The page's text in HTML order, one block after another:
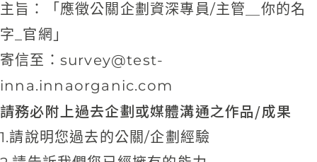
主旨：「應徵公關企劃資深專員/主管＿你的名
字_官網」
寄信至： survey@test-
inna.innaorganic.com
請務必附上過去企劃或媒體溝通之作品/成果
1.請說明您過去的公關/企劃經驗